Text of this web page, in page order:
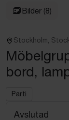
Bilder (8)
Stockholm,
bord,
Parti
Avslutad